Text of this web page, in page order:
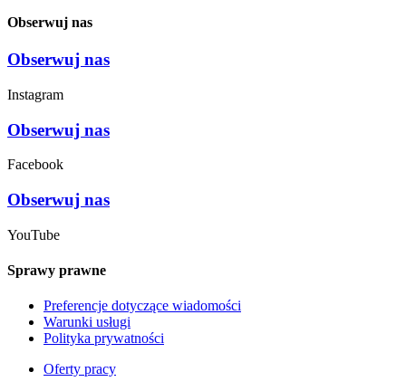
Obserwuj nas
Obserwuj nas
Instagram
Obserwuj nas
Facebook
Obserwuj nas
YouTube
Sprawy prawne
Preferencje dotyczące wiadomości
Warunki usługi
Polityka prywatności
Oferty pracy